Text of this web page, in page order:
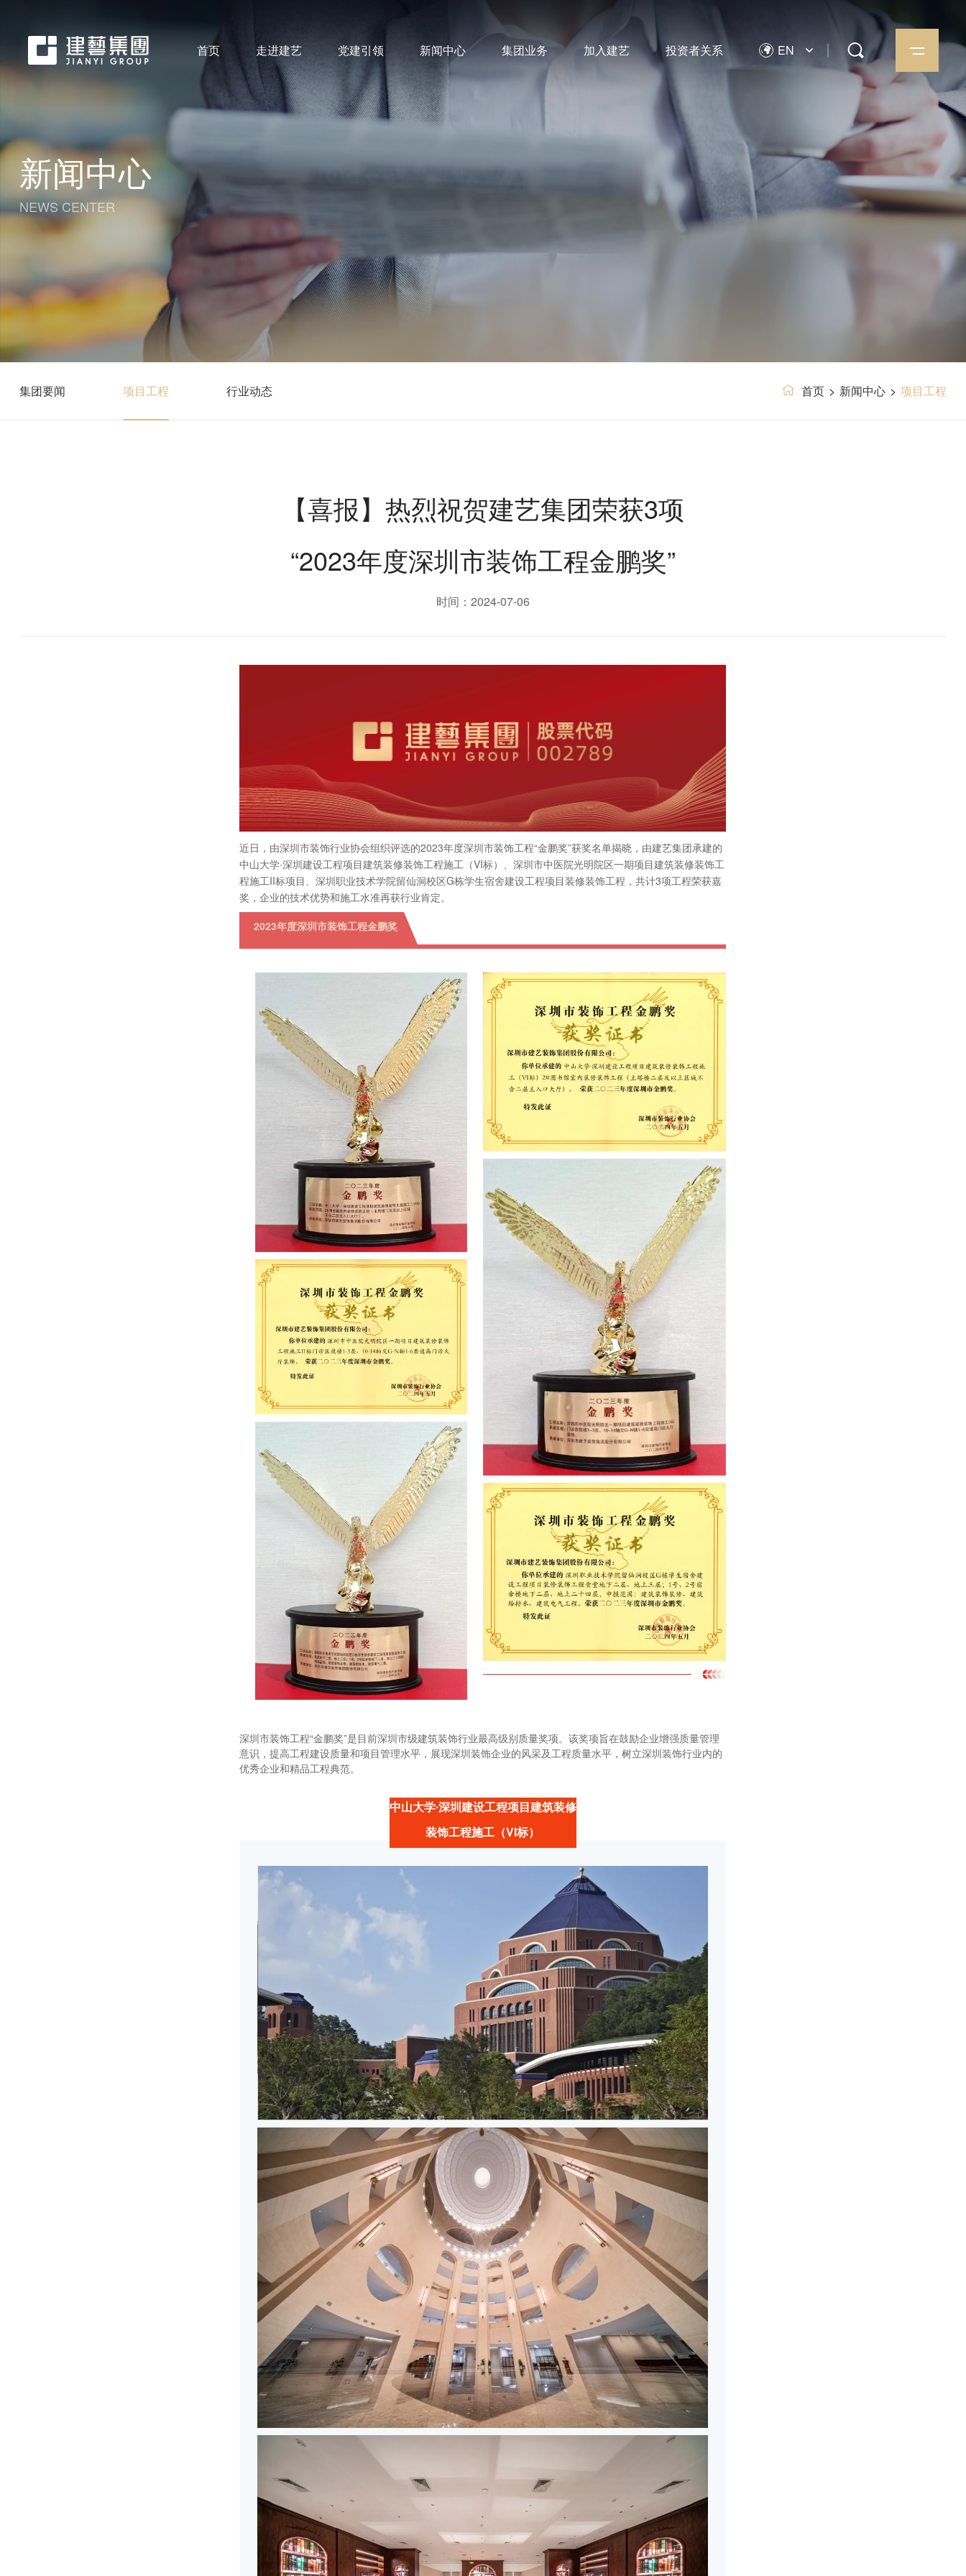
首页 走进建艺 党建引领 新闻中心 集团业务 加入建艺 投资者关系 EN
新闻中心
NEWS CENTER
集团要闻 项目工程 行业动态 首页 > 新闻中心 > 项目工程
【喜报】热烈祝贺建艺集团荣获3项
“2023年度深圳市装饰工程金鹏奖”
时间：2024-07-06
近日，由深圳市装饰行业协会组织评选的2023年度深圳市装饰工程“金鹏奖”获奖名单揭晓，由建艺集团承建的
中山大学∙深圳建设工程项目建筑装修装饰工程施工（VI标）、深圳市中医院光明院区一期项目建筑装修装饰工
程施工II标项目、深圳职业技术学院留仙洞校区G栋学生宿舍建设工程项目装修装饰工程，共计3项工程荣获嘉
奖，企业的技术优势和施工水准再获行业肯定。
2023年度深圳市装饰工程金鹏奖
深圳市装饰工程“金鹏奖”是目前深圳市级建筑装饰行业最高级别质量奖项。该奖项旨在鼓励企业增强质量管理
意识，提高工程建设质量和项目管理水平，展现深圳装饰企业的风采及工程质量水平，树立深圳装饰行业内的
优秀企业和精品工程典范。
中山大学∙深圳建设工程项目建筑装修
装饰工程施工（VI标）